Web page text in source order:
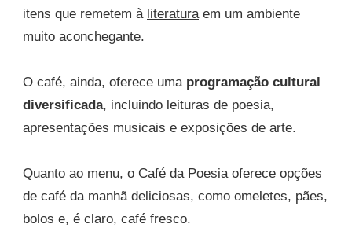
itens que remetem à literaturaem um ambiente
muito aconchegante.
O café, ainda, oferece uma programação cultural
diversificada, incluindo leituras de poesia,
apresentações musicais e exposições de arte.
Quanto ao menu, o Café da Poesia oferece opções
de café da manhã deliciosas, como omeletes, pães,
bolos e, é claro, café fresco.